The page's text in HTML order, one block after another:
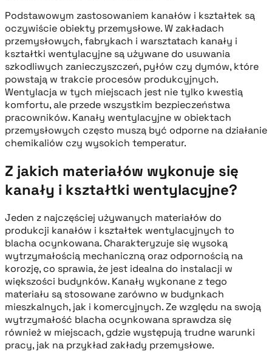
Podstawowym zastosowaniem kanałów i kształtek są
oczywiście obiekty przemysłowe. W zakładach
przemysłowych, fabrykach i warsztatach kanały i
kształtki wentylacyjne są używane do usuwania
szkodliwych zanieczyszczeń, pyłów czy dymów, które
powstają w trakcie procesów produkcyjnych.
Wentylacja w tych miejscach jest nie tylko kwestią
komfortu, ale przede wszystkim bezpieczeństwa
pracowników. Kanały wentylacyjne w obiektach
przemysłowych często muszą być odporne na działanie
chemikaliów czy wysokich temperatur.
Z jakich materiałów wykonuje się
kanały i kształtki wentylacyjne?
Jeden z najczęściej używanych materiałów do
produkcji kanałów i kształtek wentylacyjnych to
blacha ocynkowana. Charakteryzuje się wysoką
wytrzymałością mechaniczną oraz odpornością na
korozję, co sprawia, że jest idealna do instalacji w
większości budynków. Kanały wykonane z tego
materiału są stosowane zarówno w budynkach
mieszkalnych, jak i komercyjnych. Ze względu na swoją
wytrzymałość blacha ocynkowana sprawdza się
również w miejscach, gdzie występują trudne warunki
pracy, jak na przykład zakłady przemysłowe.